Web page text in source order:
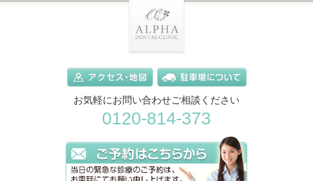
お気軽にお問い合わせご相談ください
0120-814-373